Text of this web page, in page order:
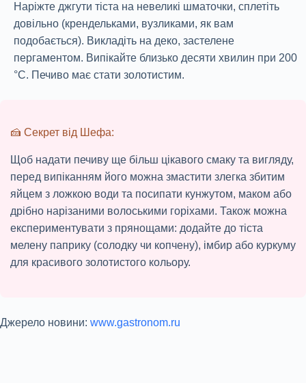
Наріжте джгути тіста на невеликі шматочки, сплетіть
довільно (крендельками, вузликами, як вам
подобається). Викладіть на деко, застелене
пергаментом. Випікайте близько десяти хвилин при 200
°C. Печиво має стати золотистим.
🍰 Секрет від Шефа:
Щоб надати печиву ще більш цікавого смаку та вигляду,
перед випіканням його можна змастити злегка збитим
яйцем з ложкою води та посипати кунжутом, маком або
дрібно нарізаними волоськими горіхами. Також можна
експериментувати з прянощами: додайте до тіста
мелену паприку (солодку чи копчену), імбир або куркуму
для красивого золотистого кольору.
Джерело новини: www.gastronom.ru